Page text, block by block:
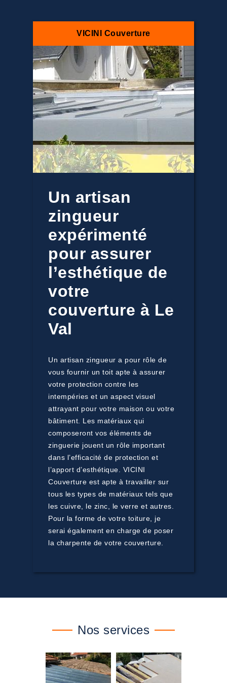
VICINI Couverture
Un artisan
zingueur
expérimenté
pour assurer
l’esthétique de
votre
couverture à Le
Val
Un artisan zingueur a pour rôle de
vous fournir un toit apte à assurer
votre protection contre les
intempéries et un aspect visuel
attrayant pour votre maison ou votre
bâtiment. Les matériaux qui
composeront vos éléments de
zinguerie jouent un rôle important
dans l’efficacité de protection et
l’apport d’esthétique. VICINI
Couverture est apte à travailler sur
tous les types de matériaux tels que
les cuivre, le zinc, le verre et autres.
Pour la forme de votre toiture, je
serai également en charge de poser
la charpente de votre couverture.
Nos services